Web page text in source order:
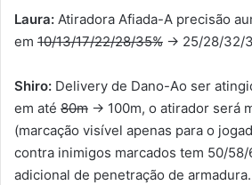
Laura: Atiradora Afiada-A precisão
em 10/13/17/22/28/35% → 25/28/32/
Shiro: Delivery de Dano-Ao ser
em até 80m → 100m, o atirador será
(marcação visível apenas para o
contra inimigos marcados tem 50/58/
adicional de penetração de